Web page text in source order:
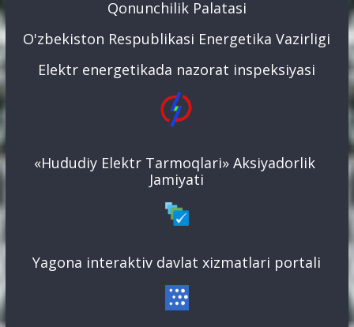
Qonunchilik Palatasi
O'zbekiston Respublikasi Energetika Vazirligi
Elektr energetikada nazorat inspeksiyasi
«Hududiy Elektr Tarmoqlari» Aksiyadorlik
Jamiyati
Yagona interaktiv davlat xizmatlari portali